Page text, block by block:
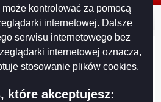
kontrolować za pomocą
internetowej. Dalsze
serwisu internetowego bez
internetowej oznacza,
stosowanie plików cookies.
które akceptujesz:
Wszystkie prawa zastrzeżone.